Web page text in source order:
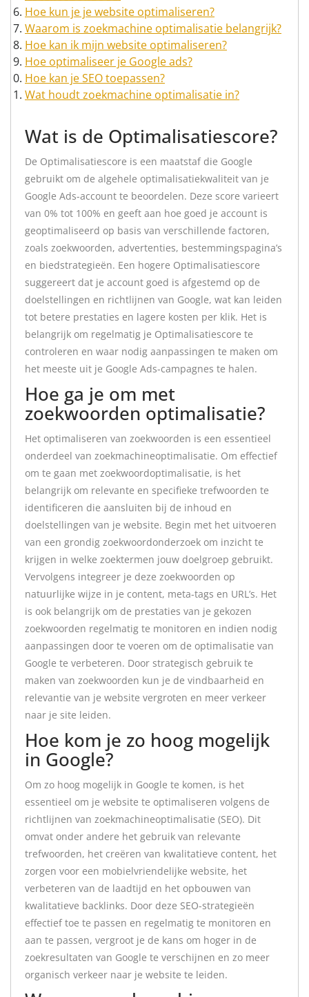
Hoe kun je je website optimaliseren?
Waarom is zoekmachine optimalisatie belangrijk?
Hoe kan ik mijn website optimaliseren?
Hoe optimaliseer je Google ads?
Hoe kan je SEO toepassen?
Wat houdt zoekmachine optimalisatie in?
Wat is de Optimalisatiescore?
De Optimalisatiescore is een maatstaf die Google
gebruikt om de algehele optimalisatiekwaliteit van je
Google Ads-account te beoordelen. Deze score varieert
van 0% tot 100% en geeft aan hoe goed je account is
geoptimaliseerd op basis van verschillende factoren,
zoals zoekwoorden, advertenties, bestemmingspagina’s
en biedstrategieën. Een hogere Optimalisatiescore
suggereert dat je account goed is afgestemd op de
doelstellingen en richtlijnen van Google, wat kan leiden
tot betere prestaties en lagere kosten per klik. Het is
belangrijk om regelmatig je Optimalisatiescore te
controleren en waar nodig aanpassingen te maken om
het meeste uit je Google Ads-campagnes te halen.
Hoe ga je om met
zoekwoorden optimalisatie?
Het optimaliseren van zoekwoorden is een essentieel
onderdeel van zoekmachineoptimalisatie. Om effectief
om te gaan met zoekwoordoptimalisatie, is het
belangrijk om relevante en specifieke trefwoorden te
identificeren die aansluiten bij de inhoud en
doelstellingen van je website. Begin met het uitvoeren
van een grondig zoekwoordonderzoek om inzicht te
krijgen in welke zoektermen jouw doelgroep gebruikt.
Vervolgens integreer je deze zoekwoorden op
natuurlijke wijze in je content, meta-tags en URL’s. Het
is ook belangrijk om de prestaties van je gekozen
zoekwoorden regelmatig te monitoren en indien nodig
aanpassingen door te voeren om de optimalisatie van
Google te verbeteren. Door strategisch gebruik te
maken van zoekwoorden kun je de vindbaarheid en
relevantie van je website vergroten en meer verkeer
naar je site leiden.
Hoe kom je zo hoog mogelijk
in Google?
Om zo hoog mogelijk in Google te komen, is het
essentieel om je website te optimaliseren volgens de
richtlijnen van zoekmachineoptimalisatie (SEO). Dit
omvat onder andere het gebruik van relevante
trefwoorden, het creëren van kwalitatieve content, het
zorgen voor een mobielvriendelijke website, het
verbeteren van de laadtijd en het opbouwen van
kwalitatieve backlinks. Door deze SEO-strategieën
effectief toe te passen en regelmatig te monitoren en
aan te passen, vergroot je de kans om hoger in de
zoekresultaten van Google te verschijnen en zo meer
organisch verkeer naar je website te leiden.